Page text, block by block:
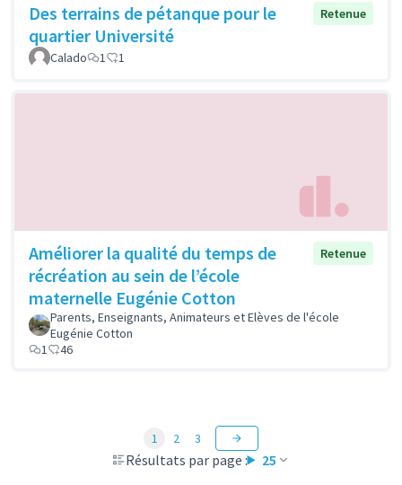
Des terrains de pétanque pour le
quartier Université
Retenue
Calado 1 1
Améliorer la qualité du temps de
récréation au sein de l’école
maternelle Eugénie Cotton
Retenue
Parents, Enseignants, Animateurs et Elèves de l'école
Eugénie Cotton
1
46
Résultats par page : 25
1 2 3